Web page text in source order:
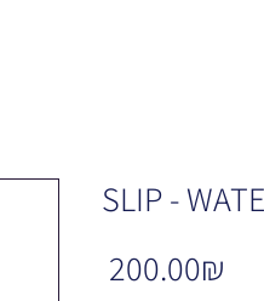
SLIP -
‏200.00 ‏₪